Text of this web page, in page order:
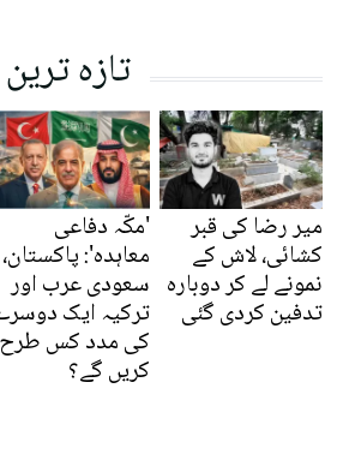
تازہ ترین
میر رضا کی قبر
کشائی، لاش کے
نمونے لے کر دوبارہ
تدفین کردی گئی
'مکّہ دفاعی
معاہدہ': پاکستان،
سعودی عرب اور
ترکیہ ایک
کی مدد کس طرح
کریں گے؟